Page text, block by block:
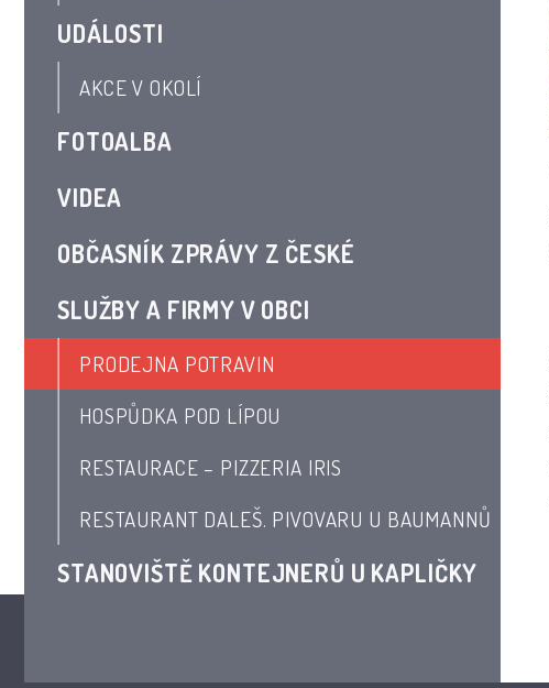
UDÁLOSTI
AKCE V OKOLÍ
FOTOALBA
VIDEA
OBČASNÍK ZPRÁVY Z ČESKÉ
SLUŽBY A FIRMY V OBCI
PRODEJNA POTRAVIN
HOSPŮDKA POD LÍPOU
RESTAURACE – PIZZERIA IRIS
RESTAURANT DALEŠ. PIVOVARU U BAUMANNŮ
STANOVIŠTĚ KONTEJNERŮ U KAPLIČKY